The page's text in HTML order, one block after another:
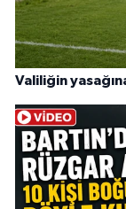
Valiliğin